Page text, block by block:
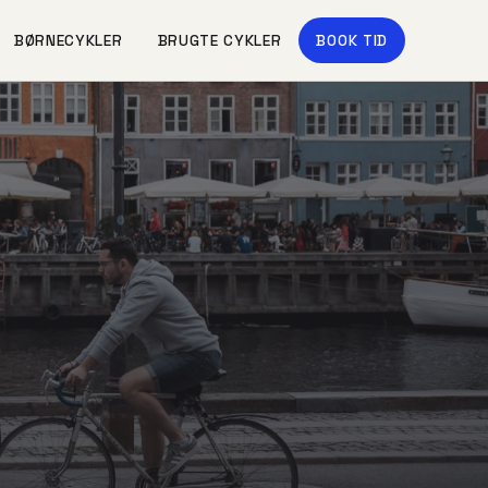
BØRNECYKLER BRUGTE CYKLER BOOK TID